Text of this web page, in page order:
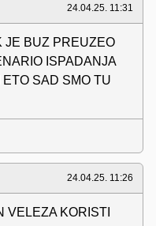
24.04.25. 11:31
JE BUZ PREUZEO
ISPADANJA
SAD SMO TU
24.04.25. 11:26
VELEZA KORISTI